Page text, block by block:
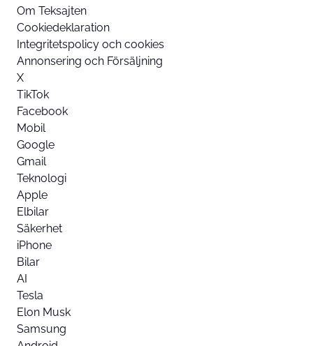
Om Teksajten
Cookiedeklaration
Integritetspolicy och cookies
Annonsering och Försäljning
X
TikTok
Facebook
Mobil
Google
Gmail
Teknologi
Apple
Elbilar
Säkerhet
iPhone
Bilar
AI
Tesla
Elon Musk
Samsung